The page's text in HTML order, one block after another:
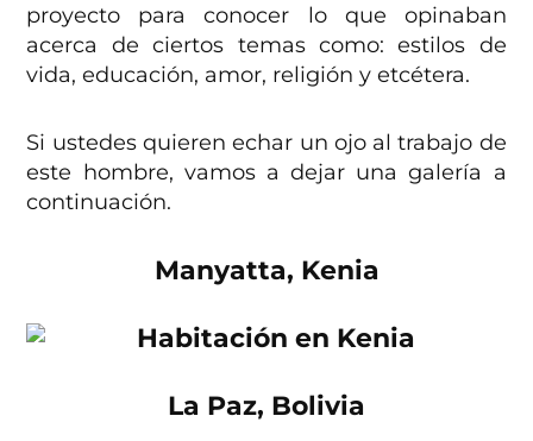
proyecto para conocer lo que opinaban
acerca de ciertos temas como: estilos de
vida, educación, amor, religión y etcétera.
Si ustedes quieren echar un ojo al trabajo de
este hombre, vamos a dejar una galería a
continuación.
Manyatta, Kenia
La Paz, Bolivia